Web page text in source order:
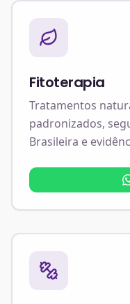
Fitoterapia
Tratamentos
padronizados,
Brasileira e